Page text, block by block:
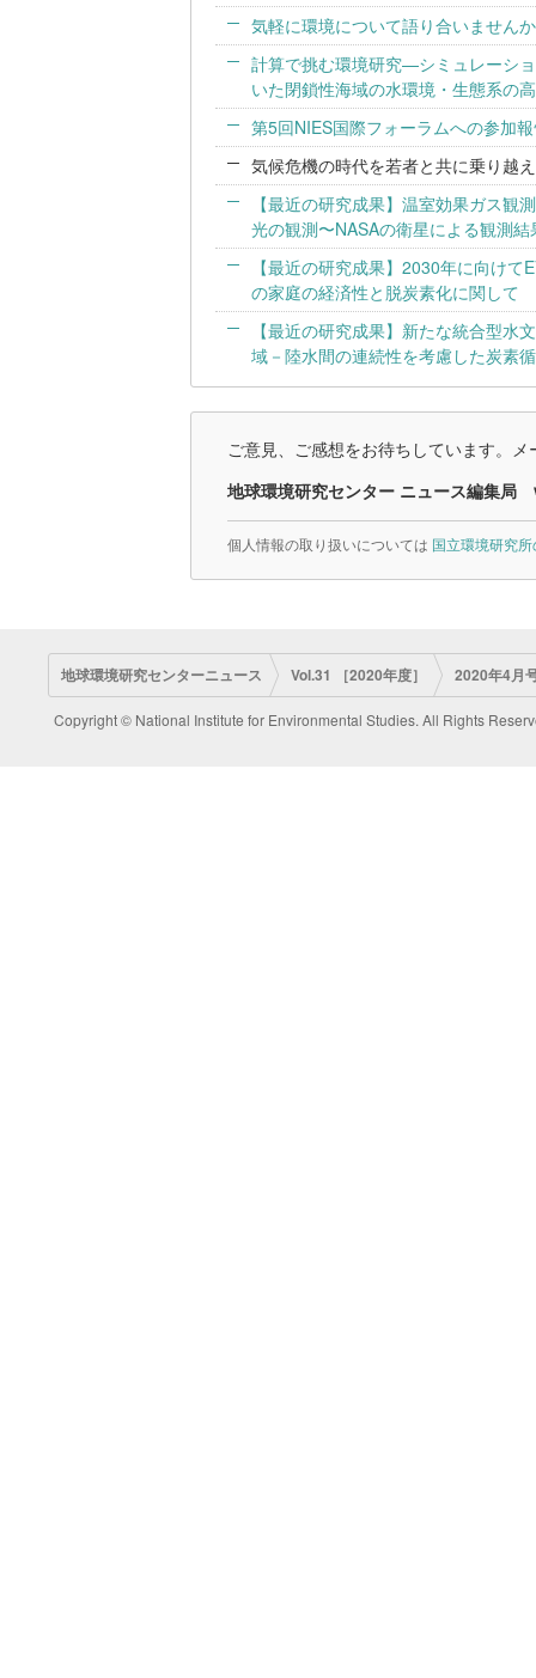
気軽に環境について語り合いません
計算で挑む環境研究—シミュレーシ
いた閉鎖性海域の水環境・生態系の
第5回NIES国際フォーラムへの参加
気候危機の時代を若者と共に乗り越
【最近の研究成果】温室効果ガス観
光の観測〜NASAの衛星による観測
【最近の研究成果】2030年に向け
の家庭の経済性と脱炭素化に関して
【最近の研究成果】新たな統合型水
域－陸水間の連続性を考慮した炭素
ご意見、ご感想をお待ちしています。
地球環境研究センター ニュース編集局
個人情報の取り扱いについては 国立環境研究
地球環境研究センターニュース Vol.31 ［2020年度］ 2020年4月
Copyright © National Institute for Environmental Studies. All Rights